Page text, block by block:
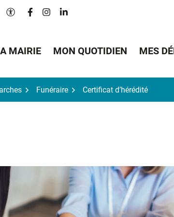
Paramètres d'accessibilité
Lien vers le compte Facebook
Lien vers le compte Instagram
Lien vers le compte Linkedin
MAIRIE MON QUOTIDIEN MES
Funéraire Certificat d’hérédité